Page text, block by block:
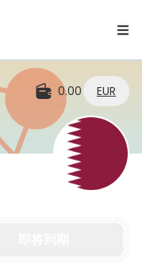
0.00 EUR
始终保持连接